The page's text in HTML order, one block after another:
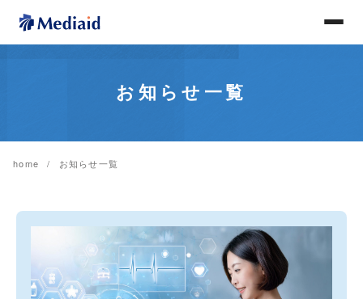
お知らせ一覧
home お知らせ一覧